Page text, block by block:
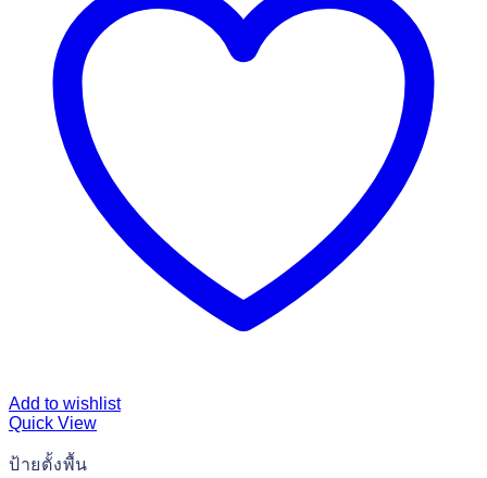
Add to wishlist
Quick View
ป้ายตั้งพื้น